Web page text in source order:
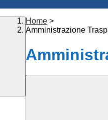
Home >
Amministrazione